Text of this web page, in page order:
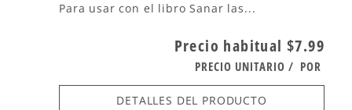
Para usar con el libro Sanar las...
Precio habitual $7.99
PRECIO UNITARIO / POR
DETALLES DEL PRODUCTO